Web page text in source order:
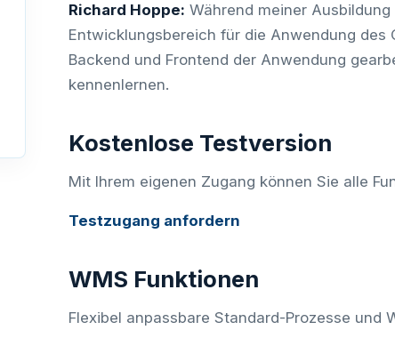
Richard Hoppe: Während meiner
Entwicklungsbereich für die Anwendung des
Backend und Frontend der Anwendung
kennenlernen.
Kostenlose Testversion
Mit Ihrem eigenen Zugang können Sie alle
Testzugang anfordern
WMS Funktionen
Flexibel anpassbare Standard-Prozesse und